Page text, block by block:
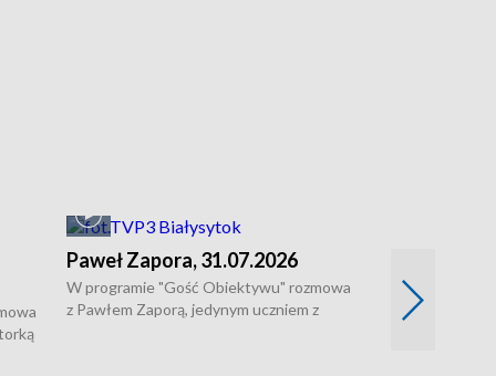
Paweł Zapora, 31.07.2026
W programie "Gość Obiektywu" rozmowa
z Pawłem Zaporą, jedynym uczniem z